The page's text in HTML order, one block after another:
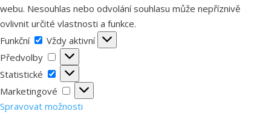
webu. Nesouhlas nebo odvolání souhlasu může nepříznivě
ovlivnit určité vlastnosti a funkce.
Funkční
Funkční
Vždy aktivní
Předvolby
Předvolby
Statistické
Statistické
Marketingové
Marketingové
Spravovat možnosti